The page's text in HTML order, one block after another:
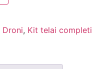
Droni, Kit telai completi